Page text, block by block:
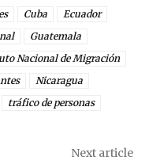
Cuba
Ecuador
Guatemala
Nacional de Migración
Nicaragua
tráfico de personas
Next article